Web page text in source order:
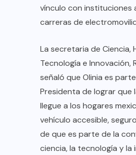
vínculo con instituciones
carreras de
La secretaria de Ciencia,
Tecnología e Innovación,
señaló que Olinia es
Presidenta de lograr que
llegue a los hogares
vehículo accesible,
de que es parte de la
ciencia, la tecnología y la